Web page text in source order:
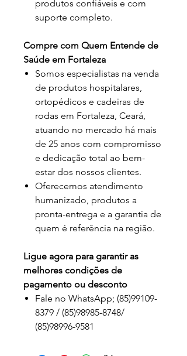
produtos confiáveis e com
suporte completo.
Compre com Quem Entende de
Saúde em Fortaleza
Somos especialistas na venda
de produtos hospitalares,
ortopédicos e cadeiras de
rodas em Fortaleza, Ceará,
atuando no mercado há mais
de 25 anos com compromisso
e dedicação total ao bem-
estar dos nossos clientes.
Oferecemos atendimento
humanizado, produtos a
pronta-entrega e a garantia de
quem é referência na região.
Ligue agora para garantir as
melhores condições de
pagamento ou desconto
Fale no WhatsApp; (85)99109-
8379 / (85)98985-8748/
(85)98996-9581